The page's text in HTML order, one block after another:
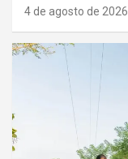
4 de agosto de 2026